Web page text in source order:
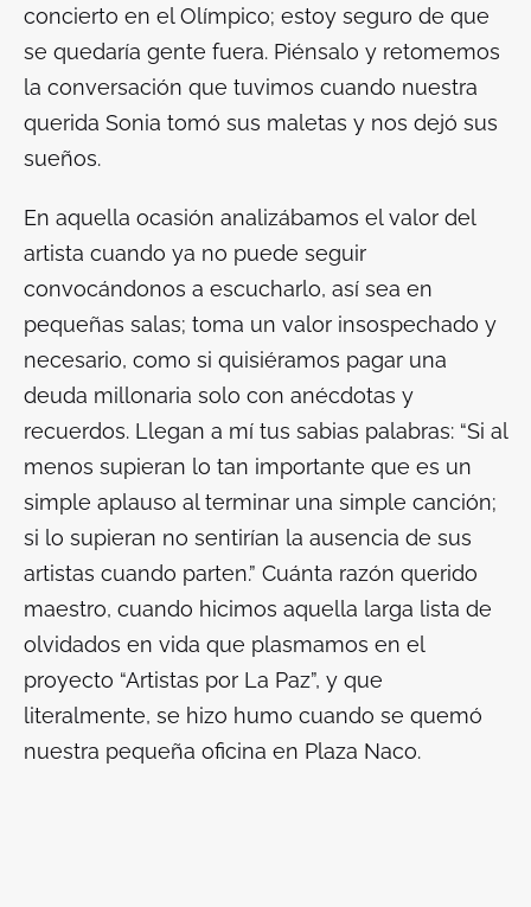
concierto en el Olímpico; estoy seguro de que
se quedaría gente fuera. Piénsalo y retomemos
la conversación que tuvimos cuando nuestra
querida Sonia tomó sus maletas y nos dejó sus
sueños.
En aquella ocasión analizábamos el valor del
artista cuando ya no puede seguir
convocándonos a escucharlo, así sea en
pequeñas salas; toma un valor insospechado y
necesario, como si quisiéramos pagar una
deuda millonaria solo con anécdotas y
recuerdos. Llegan a mí tus sabias palabras: “Si al
menos supieran lo tan importante que es un
simple aplauso al terminar una simple canción;
si lo supieran no sentirían la ausencia de sus
artistas cuando parten.” Cuánta razón querido
maestro, cuando hicimos aquella larga lista de
olvidados en vida que plasmamos en el
proyecto “Artistas por La Paz”, y que
literalmente, se hizo humo cuando se quemó
nuestra pequeña oficina en Plaza Naco.